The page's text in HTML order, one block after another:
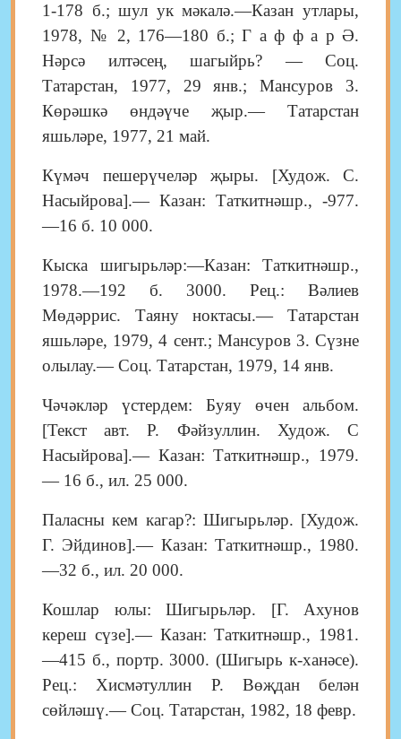
1-178 б.; шул ук мәкалә.—Казан утлары,
1978, № 2, 176—180 б.; Г а ф ф а р Ә.
Нәрсә илтәсең, шагыйрь? — Соц.
Татарстан, 1977, 29 янв.; Мансуров 3.
Көрәшкә өндәүче җыр.— Татарстан
яшьләре, 1977, 21 май.
Күмәч пешерүчеләр җыры. [Худож. С.
Насыйрова].— Казан: Таткитнәшр., -977.
—16 б. 10 000.
Кыска шигырьләр:—Казан: Таткитнәшр.,
1978.—192 б. 3000. Рец.: Вәлиев
Мөдәррис. Таяну ноктасы.— Татарстан
яшьләре, 1979, 4 сент.; Мансуров 3. Сүзне
олылау.— Соц. Татарстан, 1979, 14 янв.
Чәчәкләр үстердем: Буяу өчен альбом.
[Текст авт. Р. Фәйзуллин. Худож. С
Насыйрова].— Казан: Таткитнәшр., 1979.
— 16 б., ил. 25 000.
Паласны кем кагар?: Шигырьләр. [Худож.
Г. Эйдинов].— Казан: Таткитнәшр., 1980.
—32 б., ил. 20 000.
Кошлар юлы: Шигырьләр. [Г. Ахунов
кереш сүзе].— Казан: Таткитнәшр., 1981.
—415 б., портр. 3000. (Шигырь к-ханәсе).
Рец.: Хисмәтуллин Р. Вөҗдан белән
сөйләшү.— Соц. Татарстан, 1982, 18 февр.